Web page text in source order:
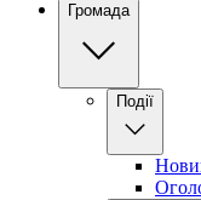
Громада
Події